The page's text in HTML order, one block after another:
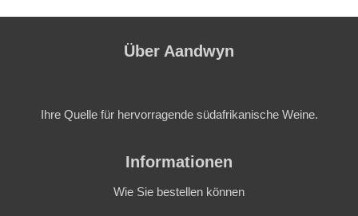
Über Aandwyn
Ihre Quelle für hervorragende südafrikanische Weine.
Informationen
Wie Sie bestellen können